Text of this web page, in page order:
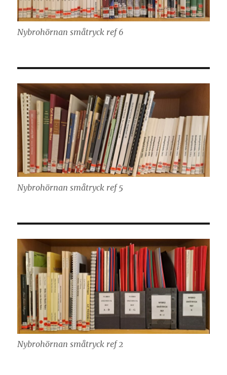
Nybrohörnan småtryck ref 6
Nybrohörnan småtryck ref 5
Nybrohörnan småtryck ref 2